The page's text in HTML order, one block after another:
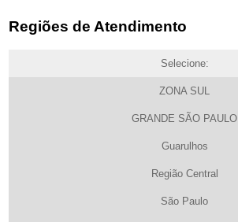
Regiões de Atendimento
Selecione:
ZONA SUL
GRANDE SÃO PAULO
Guarulhos
Região Central
São Paulo